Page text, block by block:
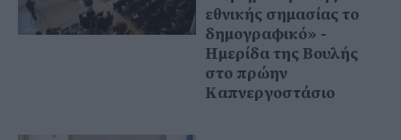
εθνικής σημασίας το
δημογραφικό» -
Ημερίδα της Βουλής
στο πρώην
Καπνεργοστάσιο